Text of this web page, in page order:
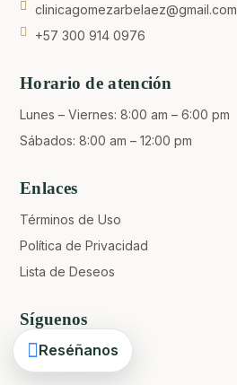
clinicagomezarbelaez@gmail.com
+57 300 914 0976
Horario de atención
Lunes – Viernes: 8:00 am – 6:00 pm
Sábados: 8:00 am – 12:00 pm
Enlaces
Términos de Uso
Política de Privacidad
Lista de Deseos
Síguenos
Reséñanos